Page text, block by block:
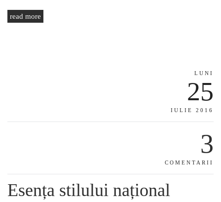
read more
LUNI
25
IULIE 2016
3
COMENTARII
Esența stilului național